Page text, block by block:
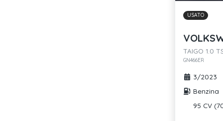
USATO
TAIGO 1.0
GN466ER
3/2023
Benzina
95 CV